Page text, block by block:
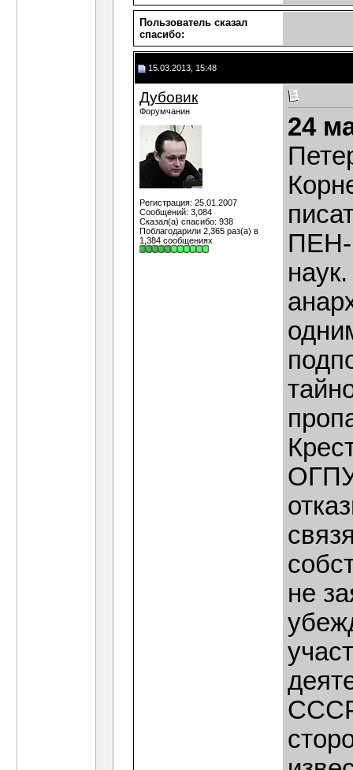
Пользователь сказал
cпасибо:
15.03.2013, 15:48
Дубовик
Форумчанин
Регистрация: 25.01.2007
Сообщений: 3,084
Сказал(а) спасибо: 938
Поблагодарили 2,365 раз(а) в
1,384 сообщениях
24
ПЕН-
не